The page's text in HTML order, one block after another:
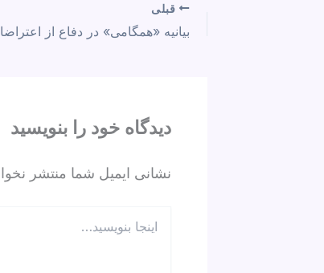
b
o
a
m
A
p
قبلی
دیدگاه‌ خود را بنویسید
نشانی ایمیل شما منتشر
بنویسید…